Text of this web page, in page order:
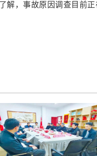
解，事故原因调查目前正